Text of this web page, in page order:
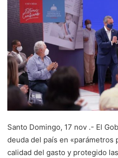
Santo Domingo, 17 nov .- El
deuda del país en «parámetros
calidad del gasto y protegido